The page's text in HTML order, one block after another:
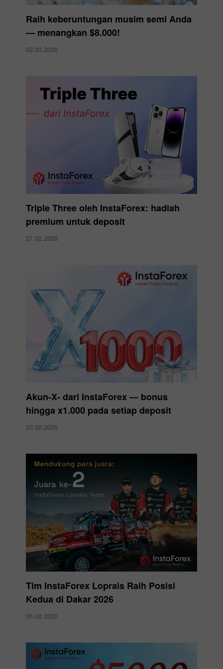
Raih keberuntungan musim semi Anda
— menangkan $8.000!
02.03.2026
Triple Three oleh InstaForex: hadiah
premium untuk deposit
27.02.2026
Akun-X‑ dari InstaForex — bonus
hingga x1.000 pada setiap deposit
23.02.2026
Tim InstaForex Loprais Raih Posisi
Kedua di Dakar 2026
06.02.2026